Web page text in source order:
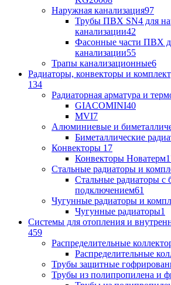
Наружная канализация97
Трубы ПВХ SN4 для
канализации42
Фасонные части ПВХ
канализации55
Трапы канализационные6
Радиаторы, конвекторы и
134
Радиаторная арматура и
GIACOMINI40
MVI7
Алюминиевые и
Биметаллические
Конвекторы 17
Конвекторы Новатерм
Стальные радиаторы и
Стальные радиаторы с
подключением61
Чугунные радиаторы и
Чугунные радиаторы1
Системы для отопления и
459
Распределительные
Распределительные
Трубы защитные
Трубы из полипропилена и